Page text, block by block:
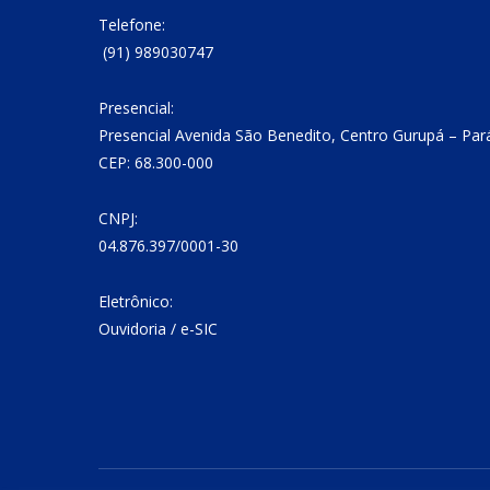
Telefone:
(91) 989030747
Presencial:
Presencial Avenida São Benedito, Centro Gurupá –
CEP: 68.300-000
CNPJ:
04.876.397/0001-30
Eletrônico:
Ouvidoria / e-SIC